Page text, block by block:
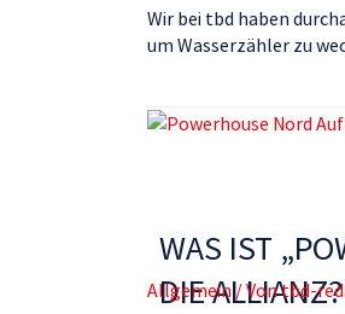
Wir bei tbd haben
um Wasserzähler zu
WAS IST
DIE ALLIANZ?
Allgemein/ Vontbd-